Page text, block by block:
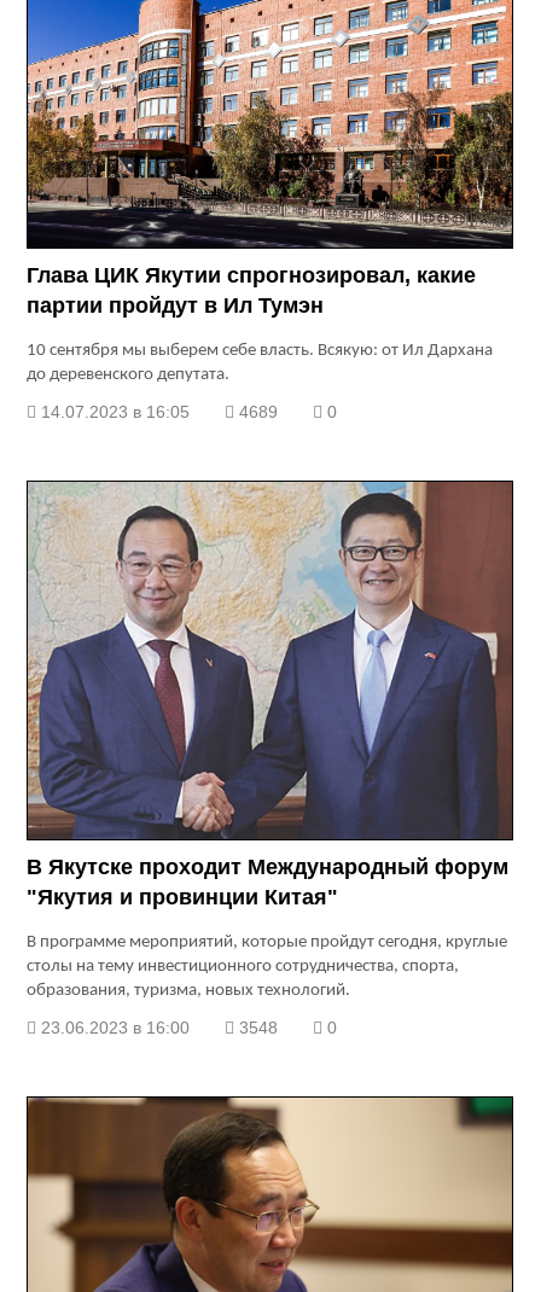
Глава ЦИК Якутии спрогнозировал, какие
партии пройдут в Ил Тумэн
10 сентября мы выберем себе власть. Всякую: от Ил Дархана
до деревенского депутата.
14.07.2023 в 16:05 4689 0
В Якутске проходит Международный форум
"Якутия и провинции Китая"
В программе мероприятий, которые пройдут сегодня, круглые
столы на тему инвестиционного сотрудничества, спорта,
образования, туризма, новых технологий.
23.06.2023 в 16:00 3548 0